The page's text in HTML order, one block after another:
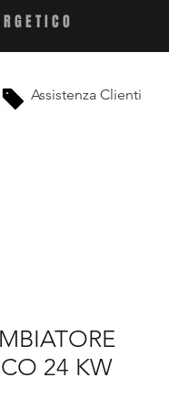
24 KW
Assistenza Clienti